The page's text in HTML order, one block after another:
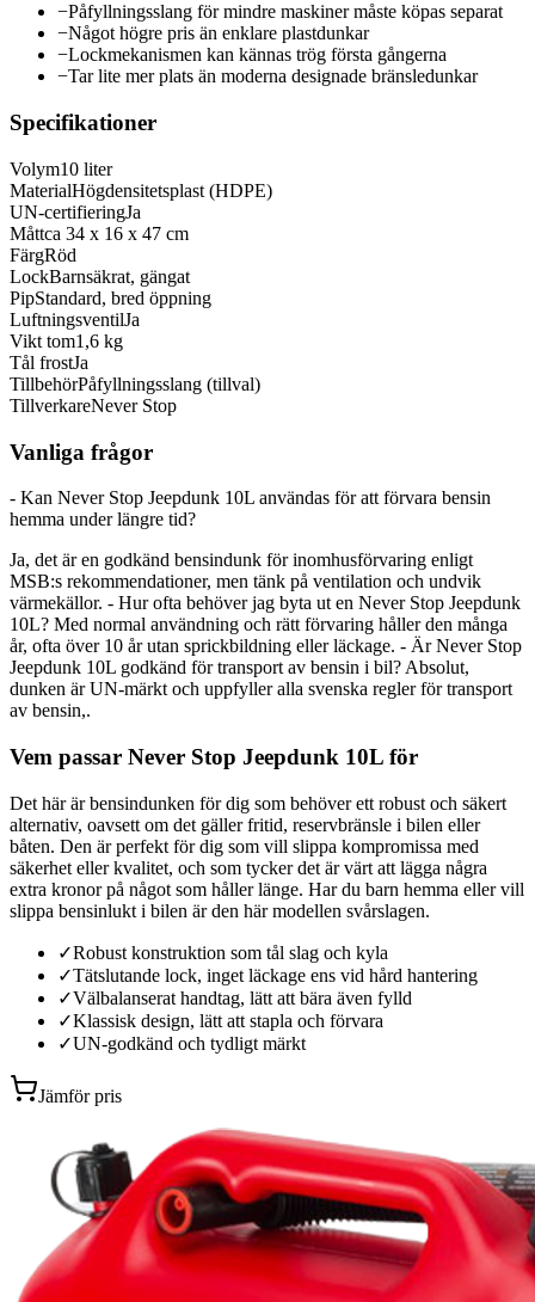
−Påfyllningsslang för mindre maskiner måste köpas separat
−Något högre pris än enklare plastdunkar
−Lockmekanismen kan kännas trög första gångerna
−Tar lite mer plats än moderna designade bränsledunkar
Specifikationer
Volym10 liter
MaterialHögdensitetsplast (HDPE)
UN-certifieringJa
Måttca 34 x 16 x 47 cm
FärgRöd
LockBarnsäkrat, gängat
PipStandard, bred öppning
LuftningsventilJa
Vikt tom1,6 kg
Tål frostJa
TillbehörPåfyllningsslang (tillval)
TillverkareNever Stop
Vanliga frågor
- Kan Never Stop Jeepdunk 10L användas för att förvara bensin
hemma under längre tid?
Ja, det är en godkänd bensindunk för inomhusförvaring enligt
MSB:s rekommendationer, men tänk på ventilation och undvik
värmekällor. - Hur ofta behöver jag byta ut en Never Stop Jeepdunk
10L? Med normal användning och rätt förvaring håller den många
år, ofta över 10 år utan sprickbildning eller läckage. - Är Never Stop
Jeepdunk 10L godkänd för transport av bensin i bil? Absolut,
dunken är UN-märkt och uppfyller alla svenska regler för transport
av bensin,.
Vem passar Never Stop Jeepdunk 10L för
Det här är bensindunken för dig som behöver ett robust och säkert
alternativ, oavsett om det gäller fritid, reservbränsle i bilen eller
båten. Den är perfekt för dig som vill slippa kompromissa med
säkerhet eller kvalitet, och som tycker det är värt att lägga några
extra kronor på något som håller länge. Har du barn hemma eller vill
slippa bensinlukt i bilen är den här modellen svårslagen.
✓Robust konstruktion som tål slag och kyla
✓Tätslutande lock, inget läckage ens vid hård hantering
✓Välbalanserat handtag, lätt att bära även fylld
✓Klassisk design, lätt att stapla och förvara
✓UN-godkänd och tydligt märkt
Jämför pris